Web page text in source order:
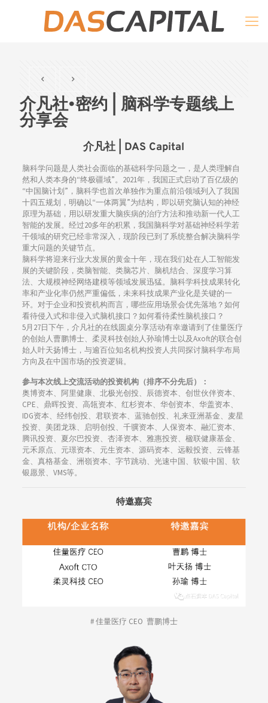
介凡社•密约 | 脑科学专题线上
分享会
介凡社 | DAS Capital
脑科学问题是人类社会面临的基础科学问题之一，是人类理解自
然和人类本身的“终极疆域”。2021年，我国正式启动了百亿级的
“中国脑计划”，脑科学也首次单独作为重点前沿领域列入了我国
十四五规划，明确以“一体两翼”为结构，即以研究脑认知的神经
原理为基础，用以研发重大脑疾病的治疗方法和推动新一代人工
智能的发展。经过20多年的积累，我国脑科学对基础神经科学若
干领域的研究已经非常深入，现阶段已到了系统整合解决脑科学
重大问题的关键节点。
脑科学将迎来行业大发展的黄金十年，现在我们处在人工智能发
展的关键阶段，类脑智能、类脑芯片、脑机结合、深度学习算
法、大规模神经网络建模等领域发展迅猛。脑科学科技成果转化
率和产业化率仍然严重偏低，未来科技成果产业化是关键的一
环。对于企业和投资机构而言，哪些应用场景会优先落地？如何
看待侵入式和非侵入式脑机接口？如何看待柔性脑机接口？
5月27日下午，介凡社的在线圆桌分享活动有幸邀请到了佳量医疗
的创始人曹鹏博士、柔灵科技创始人孙瑜博士以及Axoft的联合创
始人叶天扬博士，与逾百位知名机构投资人共同探讨脑科学布局
方向及在中国市场的投资逻辑。
参与本次线上交流活动的投资机构（排序不分先后）：
奥博资本、阿里健康、北极光创投、辰德资本、创世伙伴资本、
CPE、鼎晖投资、高瓴资本、红杉资本、华创资本、华盖资本、
IDG资本、经纬创投、君联资本、蓝驰创投、礼来亚洲基金、麦星
投资、美团龙珠、启明创投、千骥资本、人保资本、融汇资本、
腾讯投资、夏尔巴投资、杏泽资本、雅惠投资、楹联健康基金、
元禾原点、元璟资本、元生资本、源码资本、远毅投资、云锋基
金、真格基金、洲嶺资本、字节跳动、光速中国、软银中国、软
银愿景、VMS等。
特邀嘉宾
# 佳量医疗 CEO 曹鹏博士